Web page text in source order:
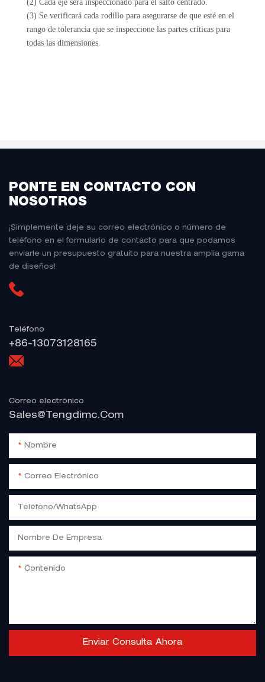
(2) Cada eje será inspeccionado para el salto centrado.
(3) Se verificará cada rodillo para asegurarse de que esté en el
rango de tolerancia que se inspeccione las partes críticas para
todas las dimensiones.
PONTE EN CONTACTO CON
NOSOTROS
¡Simplemente deje su correo electrónico o número de
teléfono en el formulario de contacto para que podamos
enviarle un presupuesto gratuito para nuestra amplia gama
de diseños!
Teléfono
+86-13073128165
Correo electrónico
Sales@tengdimc.com
Nombre
Correo Electrónico
Teléfono/WhatsApp
Nombre De Empresa
Contenido
Enviar Consulta Ahora